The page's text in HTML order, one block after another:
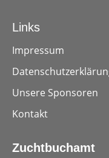
Links
Impressum
Unsere Sponsoren
Kontakt
Zuchtbuchamt